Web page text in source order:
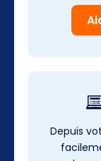
Depuis